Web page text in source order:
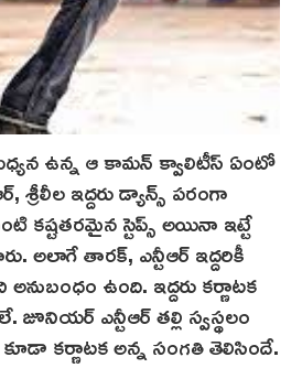
ఉన్న ఆ కామన్ క్వాలిటీస్ ఏంటో
శ్రీ‌లీల‌ ఇద్దరు డ్యాన్స్ పరంగా
కష్టతరమైన స్టెప్స్ అయినా ఇట్టే
అలాగే తారక్, ఎన్టీఆర్ ఇద్దరికీ
ఉంది. ఇద్దరు కర్ణాటక
జూనియర్ ఎన్టీఆర్ తల్లి స్వస్థలం
కర్ణాటక అన్న సంగతి తెలిసిందే.